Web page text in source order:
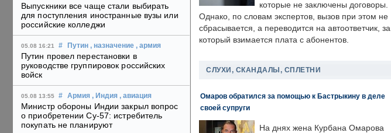
Выпускники все чаще стали выбирать
для поступления иностранные вузы или
российские колледжи
05.08 16:21 # Путин , назначение , армия
Путин провел перестановки в
руководстве группировок российских
войск
05.08 13:55 # Армия , Индия , авиация
Министр обороны Индии закрыл вопрос
о приобретении Су-57: истребитель
покупать не планируют
которые не заключены договоры.
Однако, по словам экспертов, вызов при этом не
сбрасывается, а переводится на автоответчик, за
который взимается плата с абонентов.
СЛУХИ, СКАНДАЛЫ, СПЛЕТНИ
Омаров обратился за помощью к Бастрыкину в деле
своей супруги
На днях жена Курбана Омарова